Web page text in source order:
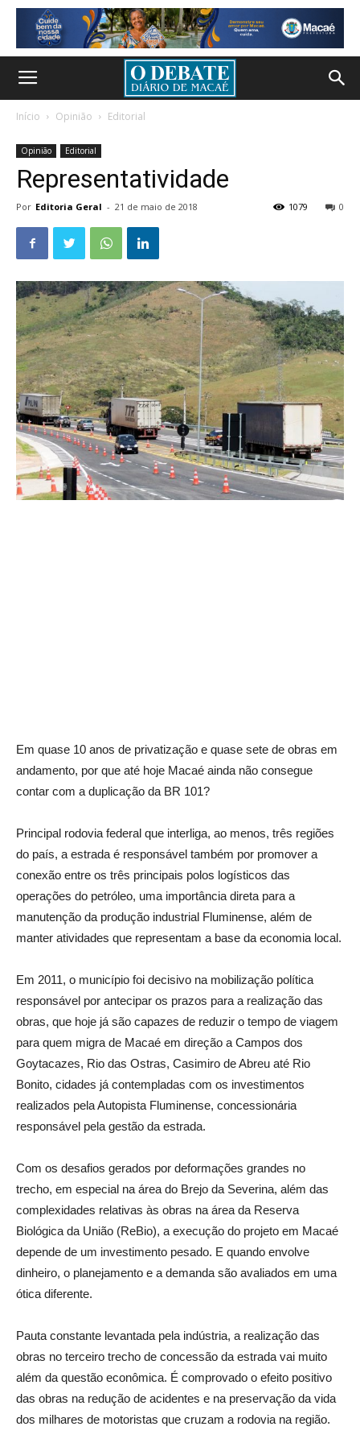
Início Opinião Editorial
Opinião Editorial
Representatividade
Por Editoria Geral - 21 de maio de 2018 0
1079
Em quase 10 anos de privatização e quase sete de obras em
andamento, por que até hoje Macaé ainda não consegue
contar com a duplicação da BR 101?
Principal rodovia federal que interliga, ao menos, três regiões
do país, a estrada é responsável também por promover a
conexão entre os três principais polos logísticos das
operações do petróleo, uma importância direta para a
manutenção da produção industrial Fluminense, além de
manter atividades que representam a base da economia local.
Em 2011, o município foi decisivo na mobilização política
responsável por antecipar os prazos para a realização das
obras, que hoje já são capazes de reduzir o tempo de viagem
para quem migra de Macaé em direção a Campos dos
Goytacazes, Rio das Ostras, Casimiro de Abreu até Rio
Bonito, cidades já contempladas com os investimentos
realizados pela Autopista Fluminense, concessionária
responsável pela gestão da estrada.
Com os desafios gerados por deformações grandes no
trecho, em especial na área do Brejo da Severina, além das
complexidades relativas às obras na área da Reserva
Biológica da União (ReBio), a execução do projeto em Macaé
depende de um investimento pesado. E quando envolve
dinheiro, o planejamento e a demanda são avaliados em uma
ótica diferente.
Pauta constante levantada pela indústria, a realização das
obras no terceiro trecho de concessão da estrada vai muito
além da questão econômica. É comprovado o efeito positivo
das obras na redução de acidentes e na preservação da vida
dos milhares de motoristas que cruzam a rodovia na região.